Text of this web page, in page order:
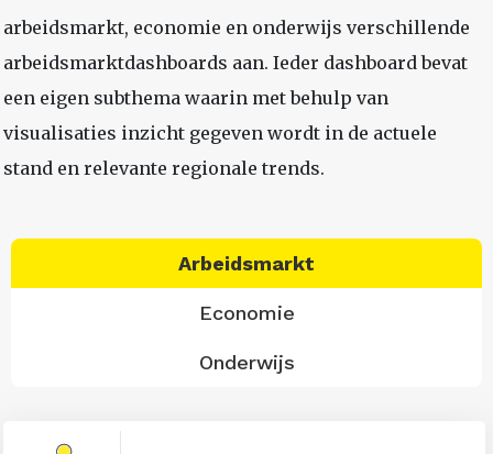
arbeidsmarkt, economie en onderwijs verschillende
arbeidsmarktdashboards aan. Ieder dashboard bevat
een eigen subthema waarin met behulp van
visualisaties inzicht gegeven wordt in de actuele
stand en relevante regionale trends.
Arbeidsmarkt
Economie
Onderwijs